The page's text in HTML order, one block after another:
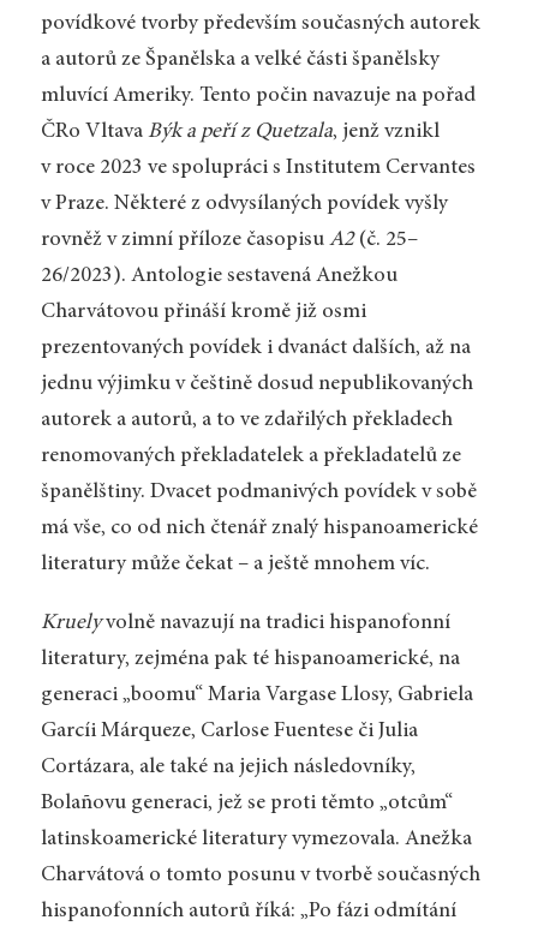
povídkové tvorby především současných autorek
a autorů ze Španělska a velké části španělsky
mluvící Ameriky. Tento počin navazuje na pořad
ČRo Vltava Býk a peří z Quetzala, jenž vznikl
v roce 2023 ve spolupráci s Institutem Cervantes
v Praze. Některé z odvysílaných povídek vyšly
rovněž v zimní příloze časopisu A2(č. 25–
26/2023). Antologie sestavená Anežkou
Charvátovou přináší kromě již osmi
prezentovaných povídek i dvanáct dalších, až na
jednu výjimku v češtině dosud nepublikovaných
autorek a autorů, a to ve zdařilých překladech
renomovaných překladatelek a překladatelů ze
španělštiny. Dvacet podmanivých povídek v sobě
má vše, co od nich čtenář znalý hispanoamerické
literatury může čekat – a ještě mnohem víc.
Kruelyvolně navazují na tradici hispanofonní
literatury, zejména pak té hispanoamerické, na
generaci „boomu“ Maria Vargase Llosy, Gabrie­la
Garcíi Márqueze, Carlose Fuentese či Julia
Cortázara, ale také na jejich následovníky,
Bolañovu generaci, jež se proti těmto „otcům“
latinskoamerické literatury vymezovala. Anežka
Charvátová o tomto posunu v tvorbě současných
hispanofonních autorů říká: „Po fázi odmítání